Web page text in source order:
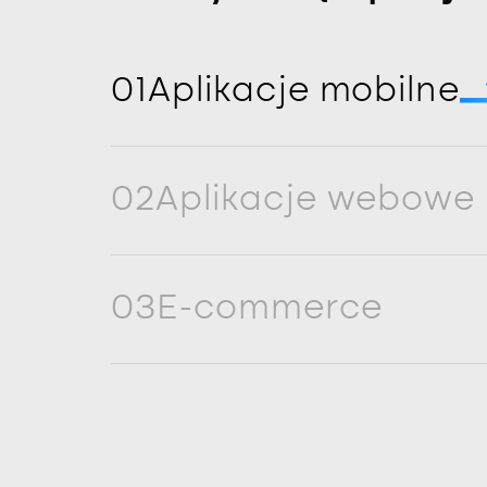
01 Aplikacje mobilne
02Aplikacje webowe
03 E-commerce